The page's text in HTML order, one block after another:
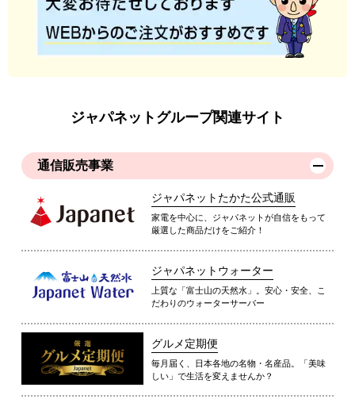
ジャパネットグループ関連サイト
通信販売事業
ジャパネットたかた公式通販
家電を中心に、ジャパネットが自信をもって
厳選した商品だけをご紹介！
ジャパネットウォーター
上質な「富士山の天然水」。安心・安全、こ
だわりのウォーターサーバー
グルメ定期便
毎月届く、日本各地の名物・名産品。「美味
しい」で生活を変えませんか？